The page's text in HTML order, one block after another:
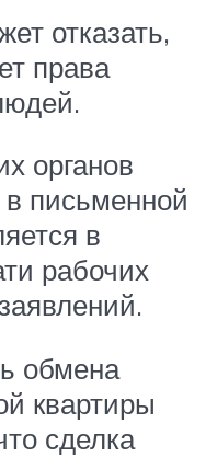
отказать,
права
органов
письменной
в
рабочих
обмена
квартиры
сделка